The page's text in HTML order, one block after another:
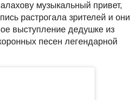
музыкальный привет,
растрогала зрителей и они
выступление дедушке из
песен легендарной